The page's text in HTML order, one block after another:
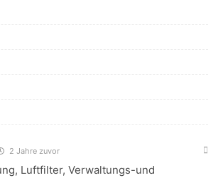
2 Jahre zuvor
Luftfilter, Verwaltungs-und